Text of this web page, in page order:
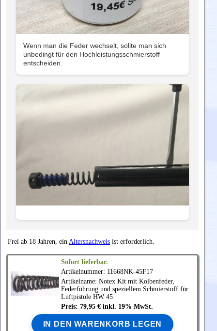
Wenn man die Feder wechselt, sollte man sich
unbedingt für den Hochleistungsschmierstoff
entscheiden.
Frei ab 18 Jahren, ein Altersnachweis ist erforderlich.
Sofort lieferbar.
Artikelnummer: 11668NK-45F17
Artikelname: Notex Kit mit Kolbenfeder,
Federführung und speziellem Schmierstoff für
Luftpistole HW 45
Preis: 79,95 € inkl. 19% MwSt.
IN DEN WARENKORB LEGEN